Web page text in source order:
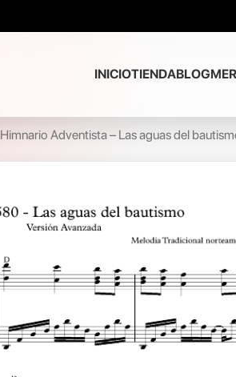
INICIOTIENDABLOG
Himnario Adventista – Las aguas del